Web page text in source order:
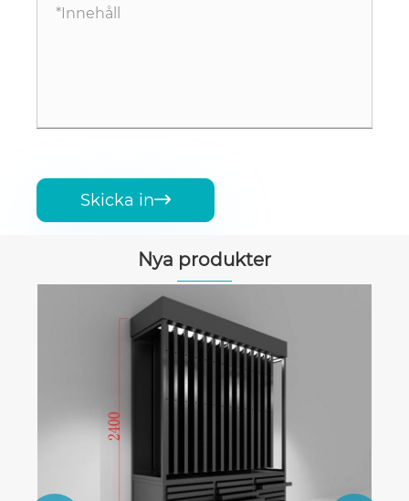
Skicka in
Nya produkter
Platt lådskåp